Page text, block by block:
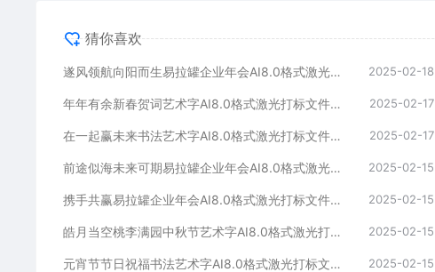
猜你喜欢
遂风领航向阳而生易拉罐企业年会AI8.0格式激光打标文件通用矢量图 2025-02-18
年年有余新春贺词艺术字AI8.0格式激光打标文件通用矢量图 2025-02-17
在一起赢未来书法艺术字AI8.0格式激光打标文件通用矢量图 2025-02-17
前途似海未来可期易拉罐企业年会AI8.0格式激光打标文件通用矢量图 2025-02-15
携手共赢易拉罐企业年会AI8.0格式激光打标文件通用矢量图 2025-02-15
皓月当空桃李满园中秋节艺术字AI8.0格式激光打标文件通用矢量图 2025-02-15
元宵节节日祝福书法艺术字AI8.0格式激光打标文件通用矢量图 2025-02-15